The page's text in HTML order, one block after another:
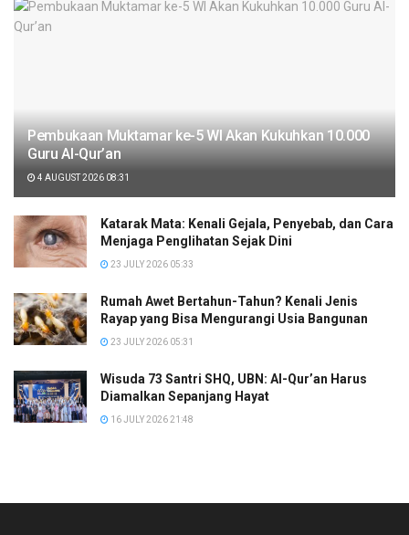
Pembukaan Muktamar ke-5 WI Akan Kukuhkan 10.000
Guru Al-Qur’an
4 AUGUST 2026 08:31
Katarak Mata: Kenali Gejala, Penyebab, dan Cara
Menjaga Penglihatan Sejak Dini
23 JULY 2026 05:33
Rumah Awet Bertahun-Tahun? Kenali Jenis
Rayap yang Bisa Mengurangi Usia Bangunan
23 JULY 2026 05:31
Wisuda 73 Santri SHQ, UBN: Al-Qur’an Harus
Diamalkan Sepanjang Hayat
16 JULY 2026 21:48